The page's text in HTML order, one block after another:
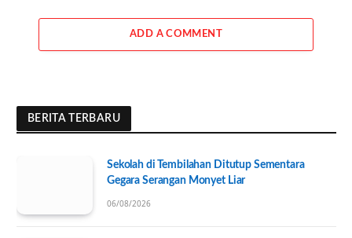
ADD A COMMENT
BERITA TERBARU
Sekolah di Tembilahan Ditutup Sementara
Gegara Serangan Monyet Liar
06/08/2026